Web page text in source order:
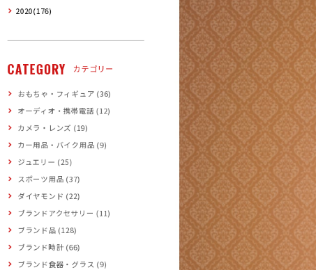
2020(176)
CATEGORY カテゴリー
おもちゃ・フィギュア (36)
オーディオ・携帯電話 (12)
カメラ・レンズ (19)
カー用品・バイク用品 (9)
ジュエリー (25)
スポーツ用品 (37)
ダイヤモンド (22)
ブランドアクセサリー (11)
ブランド品 (128)
ブランド時計 (66)
ブランド食器・グラス (9)